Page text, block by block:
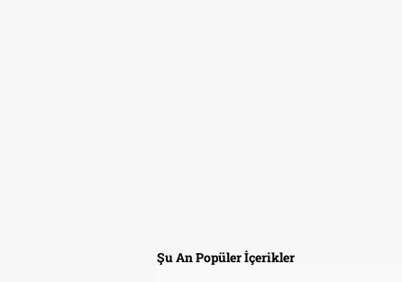
Şu An Popüler İçerikler